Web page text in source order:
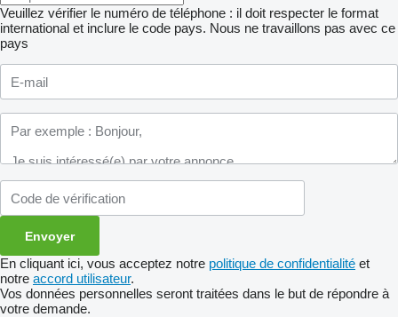
Veuillez vérifier le numéro de téléphone : il doit respecter le format
international et inclure le code pays. Nous ne travaillons pas avec ce
pays
En cliquant ici, vous acceptez notre politique de confidentialité et
notre accord utilisateur.
Vos données personnelles seront traitées dans le but de répondre à
votre demande.